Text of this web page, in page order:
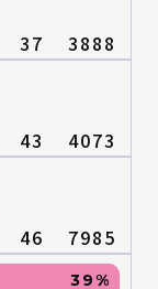
37 3888
43 4073
46 7985
39%